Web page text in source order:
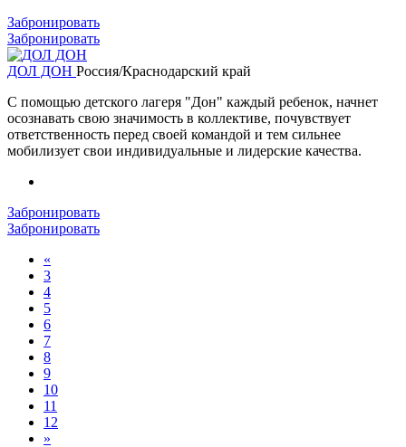
Забронировать
Забронировать
ДОЛ ДОН Россия/Краснодарский край
С помощью детского лагеря "Дон" каждый ребенок, начнет
осознавать свою значимость в коллективе, почувствует
ответственность перед своей командой и тем сильнее
мобилизует свои индивидуальные и лидерские качества.
Забронировать
Забронировать
«
3
4
5
6
7
8
9
10
11
12
»